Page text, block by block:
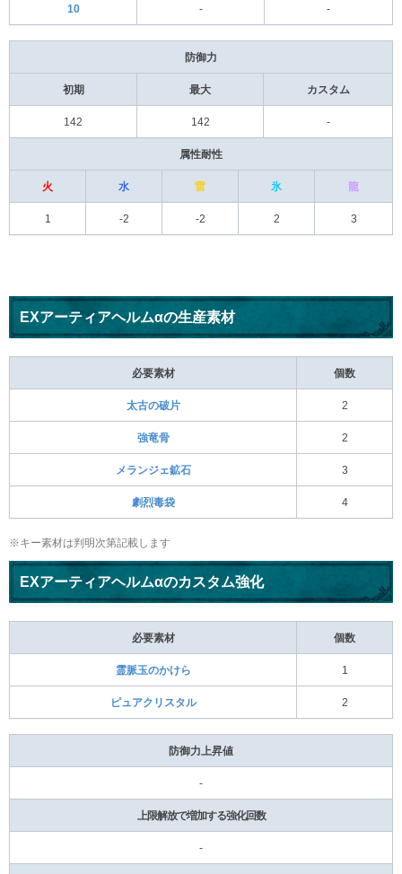
10 - -
防御力
初期 最大 カスタム
142 142 -
属性耐性
火 水 雷 氷 龍
1 -2 -2 2 3
EXアーティアヘルムαの生産素材
必要素材 個数
太古の破片 2
強竜骨 2
メランジェ鉱石 3
劇烈毒袋 4
※キー素材は判明次第記載します
EXアーティアヘルムαのカスタム強化
必要素材 個数
霊脈玉のかけら 1
ピュアクリスタル 2
防御力上昇値
-
上限解放で増加する強化回数
-